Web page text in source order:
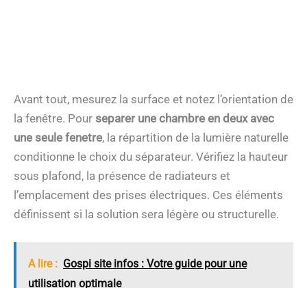
Avant tout, mesurez la surface et notez l’orientation de
la fenêtre. Pour separer une chambre en deux avec
une seule fenetre, la répartition de la lumière naturelle
conditionne le choix du séparateur. Vérifiez la hauteur
sous plafond, la présence de radiateurs et
l’emplacement des prises électriques. Ces éléments
définissent si la solution sera légère ou structurelle.
A lire : Gospi site infos : Votre guide pour une
utilisation optimale